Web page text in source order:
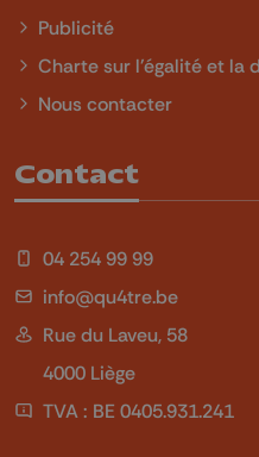
Publicité
Charte sur l'égalité et la
Nous contacter
Contact
04 254 99 99
info@qu4tre.be
Rue du Laveu, 58
4000 Liège
TVA : BE 0405.931.241